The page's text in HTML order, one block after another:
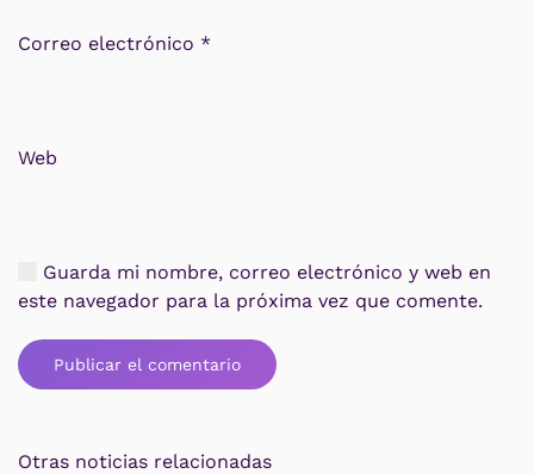
Correo electrónico *
Web
Guarda mi nombre, correo electrónico y web en
este navegador para la próxima vez que comente.
Publicar el comentario
Otras noticias relacionadas